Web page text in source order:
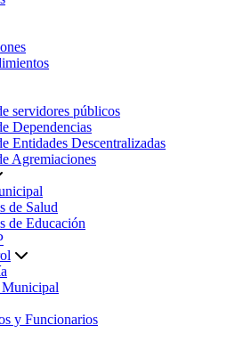
servidores públicos
Dependencias
Entidades Descentralizadas
Agremiaciones
de Salud
de Educación
y Funcionarios